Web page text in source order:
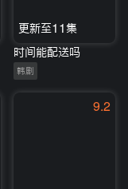
更新至11集
时间能配送吗
韩剧
9.2